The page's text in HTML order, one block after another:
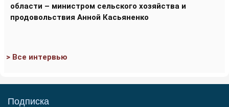
области – министром сельского хозяйства и
продовольствия Анной Касьяненко
> Все интервью
Подписка